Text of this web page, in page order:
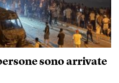
sono arrivate